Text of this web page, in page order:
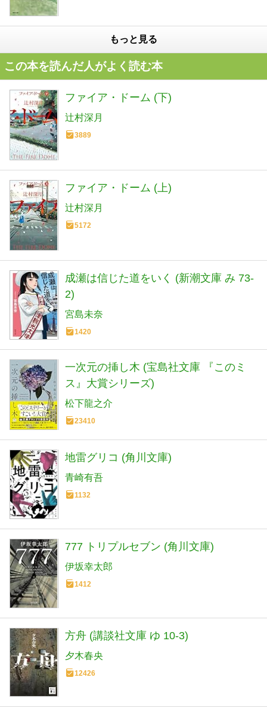
もっと見る
この本を読んだ人がよく読む本
ファイア・ドーム (下)
辻村深月
3889
ファイア・ドーム (上)
辻村深月
5172
成瀬は信じた道をいく (新潮文庫 み 73-
2)
宮島未奈
1420
一次元の挿し木 (宝島社文庫 『このミ
ス』大賞シリーズ)
松下龍之介
23410
地雷グリコ (角川文庫)
青崎有吾
1132
777 トリプルセブン (角川文庫)
伊坂幸太郎
1412
方舟 (講談社文庫 ゆ 10-3)
夕木春央
12426